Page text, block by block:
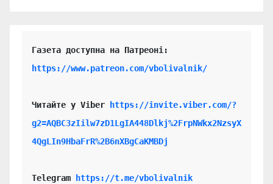
https://www.patreon.com/vbolivalnik/
Читайте у Viber
https://invite.viber.com/?
g2=AQBC3zIilw7zD1LgIA448Dlkj%2FrpNWkx2NzsyX
4QgLIn9HbaFrR%2B6nXBgCaKMBDj
Telegram https://t.me/vbolivalnik